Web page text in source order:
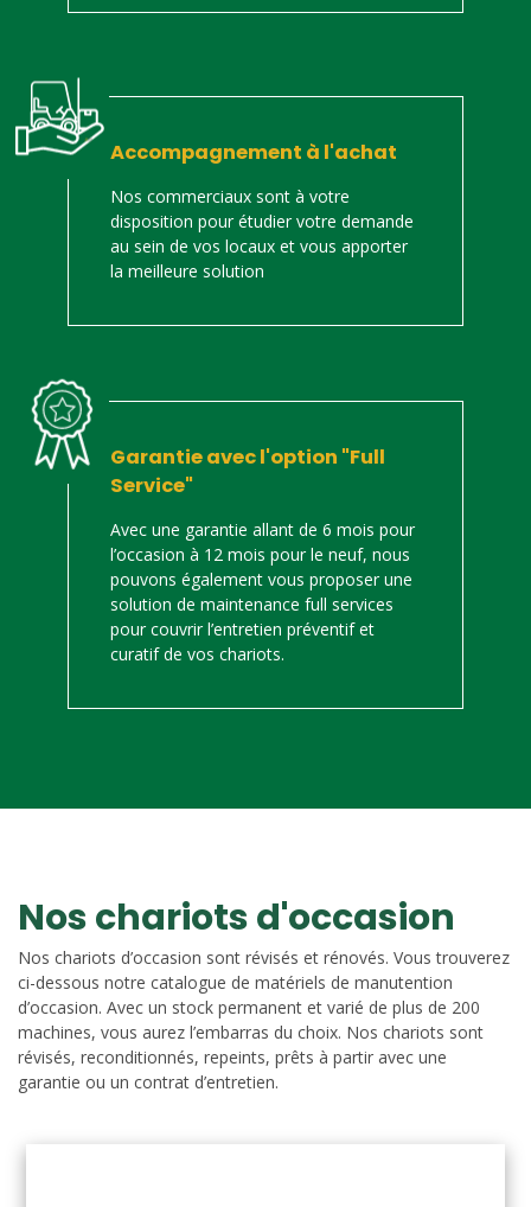
Accompagnement à l'achat
Nos commerciaux sont à votre
disposition pour étudier votre demande
au sein de vos locaux et vous apporter
la meilleure solution
Garantie avec l'option "Full
Service"
Avec une garantie allant de 6 mois pour
l’occasion à 12 mois pour le neuf, nous
pouvons également vous proposer une
solution de maintenance full services
pour couvrir l’entretien préventif et
curatif de vos chariots.
Nos chariots d'occasion
Nos chariots d’occasion sont révisés et rénovés. Vous trouverez
ci-dessous notre catalogue de matériels de manutention
d’occasion. Avec un stock permanent et varié de plus de 200
machines, vous aurez l’embarras du choix. Nos chariots sont
révisés, reconditionnés, repeints, prêts à partir avec une
garantie ou un contrat d’entretien.